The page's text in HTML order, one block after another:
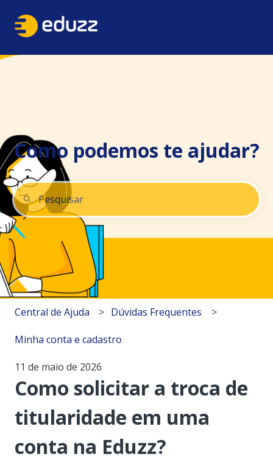
Como podemos te ajudar?
Não há sugestões porque o campo de pesquisa está
Central de Ajuda Dúvidas Frequentes
Minha conta e cadastro
11 de maio de 2026
Como solicitar a troca de
titularidade em uma
conta na Eduzz?